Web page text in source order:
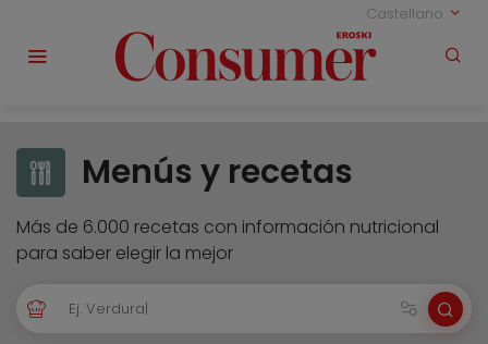
Castellano
Menús y recetas
Más de 6.000 recetas con información nutricional
para saber elegir la mejor